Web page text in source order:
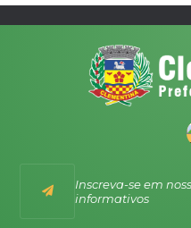
Inscreva-se em
informativos